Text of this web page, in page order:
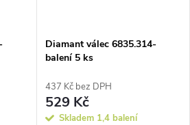
Diamant válec 6835.314-
balení 5 ks
437 Kč bez DPH
529 Kč
Skladem 1,4 balení